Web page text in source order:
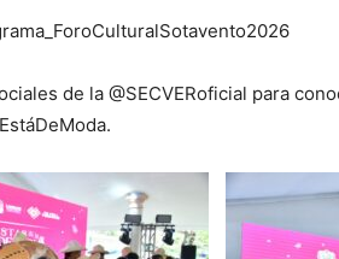
de la @SECVERoficial para